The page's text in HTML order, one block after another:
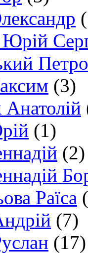
Петро
(3)
(1)
(2)
Раїса
(7)
(17)